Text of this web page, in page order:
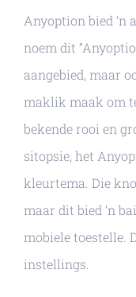
Anyoption bied ‘n
noem dit
aangebied, maar
maklik maak om
bekende rooi en
sitopsie, het
kleurtema. Die
maar dit bied ‘n
mobiele toestelle.
instellings.